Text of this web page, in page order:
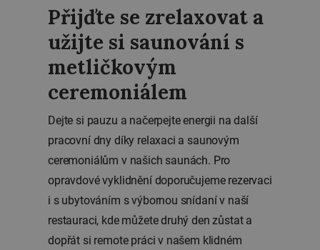
Přijďte se zrelaxovat a
užijte si saunování s
metličkovým
ceremoniálem
Dejte si pauzu a načerpejte energii na další
pracovní dny díky relaxaci a saunovým
ceremoniálům v našich saunách. Pro
opravdové vyklidnění doporučujeme rezervaci
i s ubytováním s výbornou snídaní v naší
restauraci, kde můžete druhý den zůstat a
dopřát si remote práci v našem klidném